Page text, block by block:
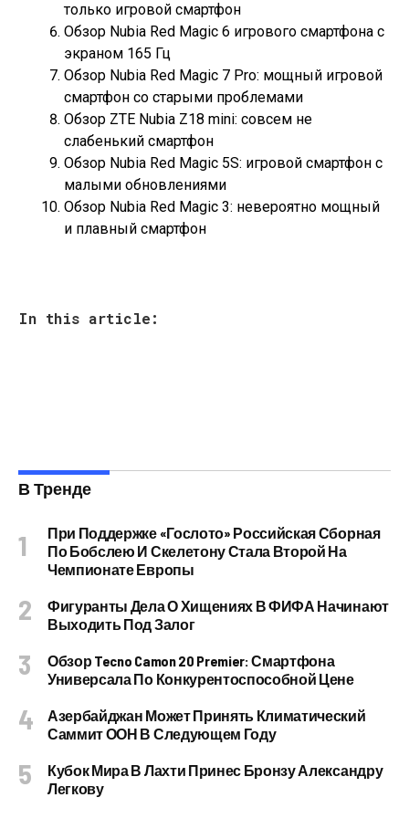
только игровой смартфон
Обзор Nubia Red Magic 6 игрового смартфона с
экраном 165 Гц
Обзор Nubia Red Magic 7 Pro: мощный игровой
смартфон со старыми проблемами
Обзор ZTE Nubia Z18 mini: совсем не
слабенький смартфон
Обзор Nubia Red Magic 5S: игровой смартфон с
малыми обновлениями
Обзор Nubia Red Magic 3: невероятно мощный
и плавный смартфон
In this article:
В Тренде
При Поддержке «Гослото» Российская Сборная
По Бобслею И Скелетону Стала Второй На
Чемпионате Европы
Фигуранты Дела О Хищениях В ФИФА Начинают
Выходить Под Залог
Обзор Tecno Camon 20 Premier: Смартфона
Универсала По Конкурентоспособной Цене
Азербайджан Может Принять Климатический
Саммит ООН В Следующем Году
Кубок Мира В Лахти Принес Бронзу Александру
Легкову